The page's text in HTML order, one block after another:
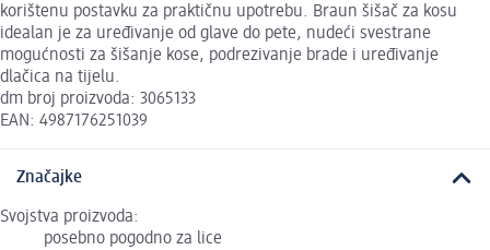
korištenu postavku za praktičnu upotrebu. Braun šišač za kosu
idealan je za uređivanje od glave do pete, nudeći svestrane
mogućnosti za šišanje kose, podrezivanje brade i uređivanje
dlačica na tijelu.
dm broj proizvoda: 3065133
EAN: 4987176251039
Značajke
Svojstva proizvoda:
posebno pogodno za lice